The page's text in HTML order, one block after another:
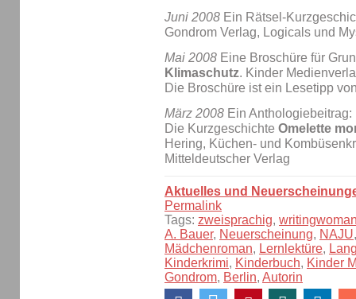
Juni 2008 Ein Rätsel-
Gondrom Verlag, Logicals und
Mai 2008 Eine Broschüre für
Klimaschutz. Kinder
Die Broschüre ist ein Lesetipp
März 2008 Ein Anthologiebeitrag:
Die Kurzgeschichte Omelette
Hering, Küchen- und
Mitteldeutscher Verlag
Aktuelles und
Permalink
Tags: zweisprachig,
A. Bauer, Neuerscheinung, NAJU
Mädchenroman, Lernlektüre,
Kinderkrimi, Kinderbuch, Kinder
Gondrom, Berlin, Autorin